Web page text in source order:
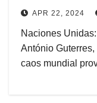
APR 22, 2024
Naciones
António
caos mundial